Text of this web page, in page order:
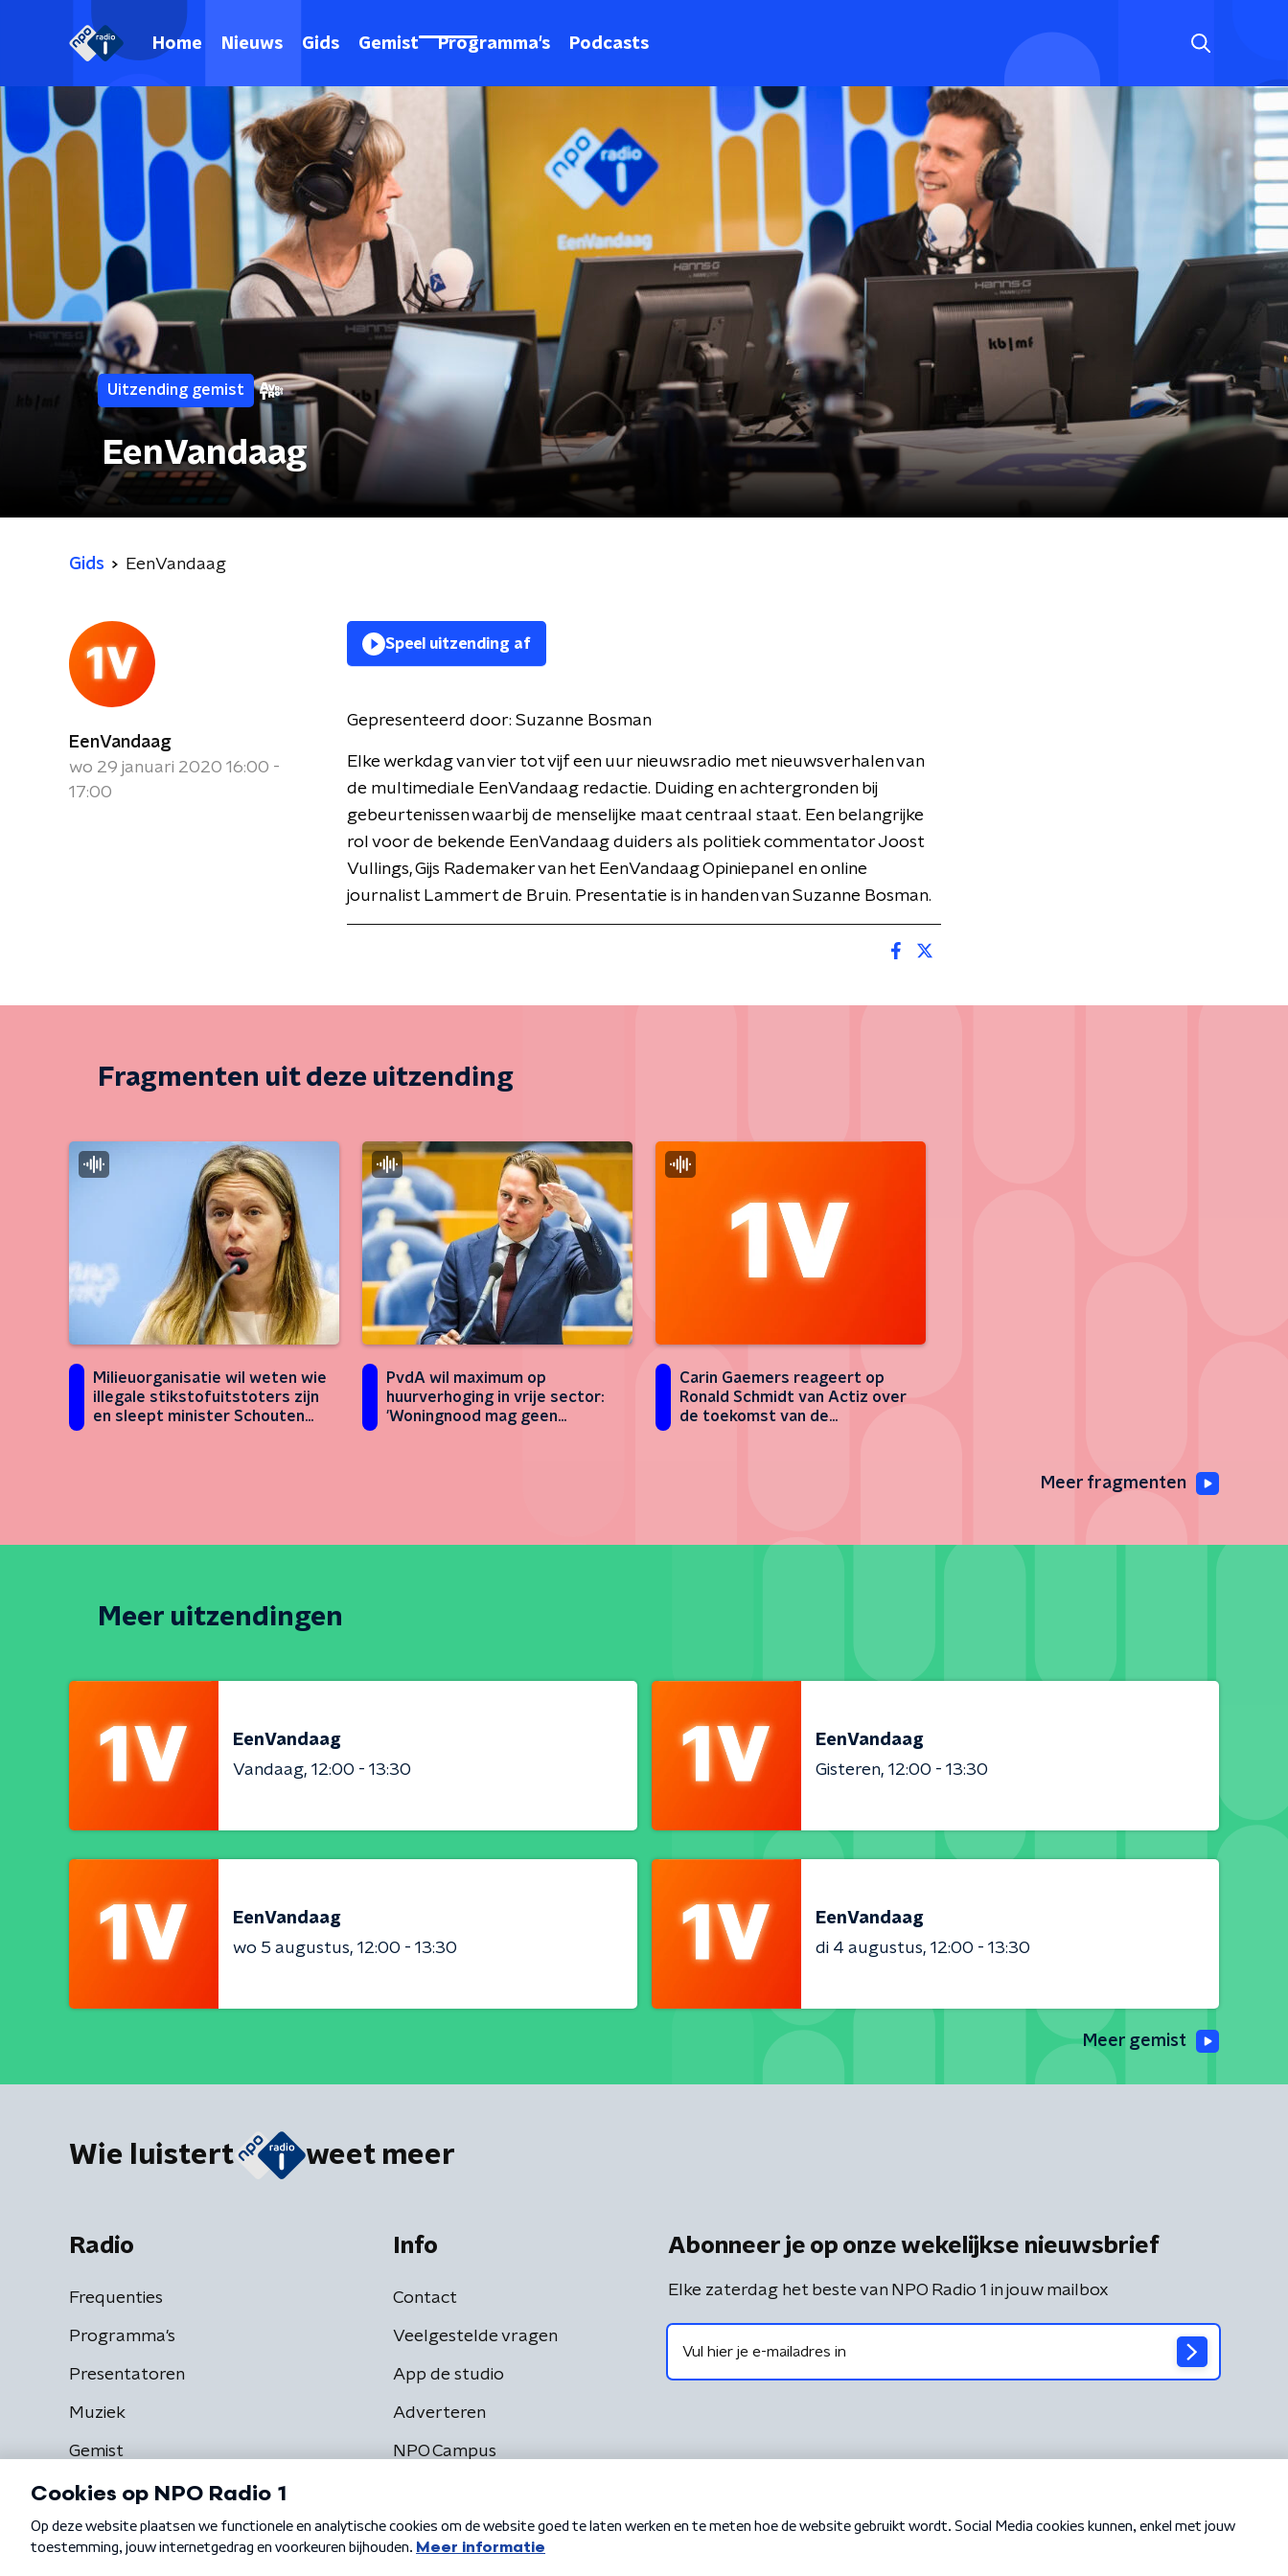
Home Nieuws Gids Gemist Programma's Podcasts
Uitzending gemist
EenVandaag
Gids EenVandaag
EenVandaag
wo 29 januari 2020 16:00 -
17:00
Speel uitzending af
Gepresenteerd door: Suzanne Bosman
Elke werkdag van vier tot vijf een uur nieuwsradio met nieuwsverhalen van
de multimediale EenVandaag redactie. Duiding en achtergronden bij
gebeurtenissen waarbij de menselijke maat centraal staat. Een belangrijke
rol voor de bekende EenVandaag duiders als politiek commentator Joost
Vullings, Gijs Rademaker van het EenVandaag Opiniepanel en online
journalist Lammert de Bruin. Presentatie is in handen van Suzanne Bosman.
Fragmenten uit deze uitzending
Milieuorganisatie wil weten wie
illegale stikstofuitstoters zijn
en sleept minister Schouten
PvdA wil maximum op
huurverhoging in vrije sector:
'Woningnood mag geen
Carin Gaemers reageert op
Ronald Schmidt van Actiz over
de toekomst van de
Meer fragmenten
Meer uitzendingen
EenVandaag
Vandaag 12:00 - 13:30
EenVandaag
Gisteren 12:00 - 13:30
EenVandaag
wo 5 augustus 12:00 - 13:30
EenVandaag
di 4 augustus 12:00 - 13:30
Meer gemist
Wie luistert weet meer
Radio
Frequenties
Programma's
Presentatoren
Muziek
Gemist
Info
Contact
Veelgestelde vragen
App de studio
Adverteren
NPO Campus
Abonneer je op onze wekelijkse nieuwsbrief
Elke zaterdag het beste van NPO Radio 1 in jouw mailbox
Algemene voorwaarden Privacybeleid